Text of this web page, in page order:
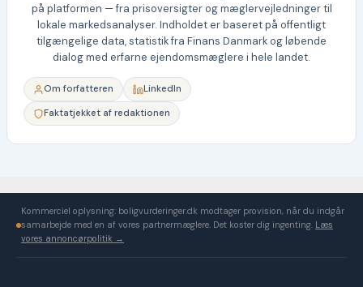
på platformen — fra prisoversigter og mæglervejledninger til
lokale markedsanalyser. Indholdet er baseret på offentligt
tilgængelige data, statistik fra Finans Danmark og løbende
dialog med erfarne ejendomsmæglere i hele landet.
Om forfatteren
LinkedIn
Faktatjekket af redaktionen
Kommerciel oplysning: boligvurderinger.dk modtager provision, når du indgår
samarbejde med en af vores partnermæglere. Det koster dig ingenting. Læs
vores annoncørpolitik →